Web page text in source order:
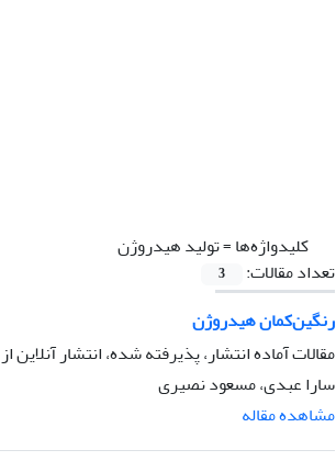
کلیدواژه‌ها =تولید هیدروژن
تعداد مقالات:
3
رنگین‌کمان هیدروژن
مقالات آماده انتشار، پذیرفته شده، انتشار آنلاین از
سارا عبدی، مسعود نصیری
مشاهده مقاله